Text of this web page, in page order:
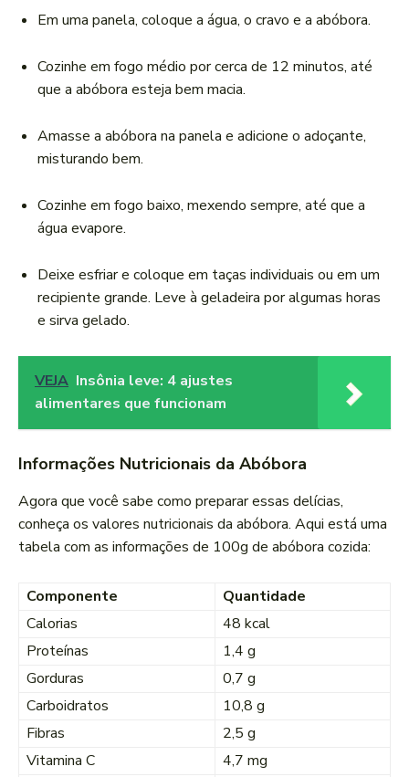
Em uma panela, coloque a água, o cravo e a abóbora.
Cozinhe em fogo médio por cerca de 12 minutos, até
que a abóbora esteja bem macia.
Amasse a abóbora na panela e adicione o adoçante,
misturando bem.
Cozinhe em fogo baixo, mexendo sempre, até que a
água evapore.
Deixe esfriar e coloque em taças individuais ou em um
recipiente grande. Leve à geladeira por algumas horas
e sirva gelado.
VEJA Insônia leve: 4 ajustes
alimentares que funcionam
Informações Nutricionais da Abóbora
Agora que você sabe como preparar essas delícias,
conheça os valores nutricionais da abóbora. Aqui está uma
tabela com as informações de 100g de abóbora cozida:
Componente
Quantidade
Calorias
48 kcal
Proteínas
1,4 g
Gorduras
0,7 g
Carboidratos
10,8 g
Fibras
2,5 g
Vitamina C
4,7 mg